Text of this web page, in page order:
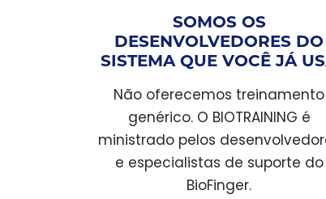
SOMOS OS
DESENVOLVEDORES DO
SISTEMA QUE VOCÊ JÁ
Não oferecemos treinamento
genérico. O BIOTRAINING é
ministrado pelos
e especialistas de suporte do
BioFinger.